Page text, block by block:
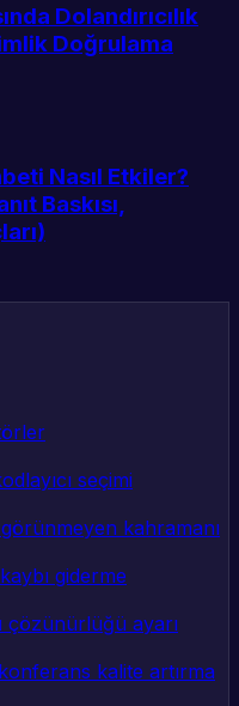
Dolandırıcılık
Doğrulama
Nasıl Etkiler?
Baskısı,
seçimi
kahramanı
giderme
çözünürlüğü ayarı
kalite artırma